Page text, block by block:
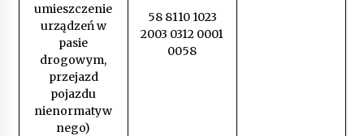
umieszczenie
urządzeń w
pasie
drogowym,
przejazd
pojazdu
nienormatyw
nego)
58 8110 1023
2003 0312 0001
0058